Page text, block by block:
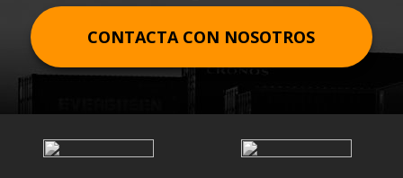
CONTACTA CON NOSOTROS